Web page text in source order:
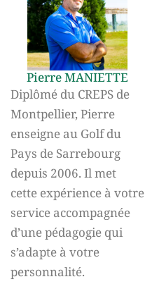
Pierre MANIETTE
Diplômé du CREPS de
Montpellier, Pierre
enseigne au Golf du
Pays de Sarrebourg
depuis 2006. Il met
cette expérience à votre
service accompagnée
d’une pédagogie qui
s’adapte à votre
personnalité.